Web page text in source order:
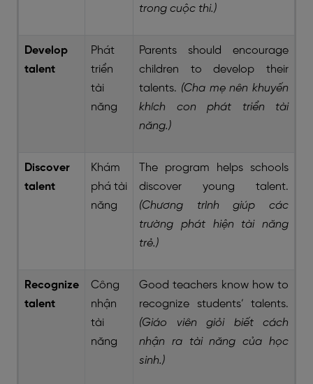
trong cuộc thi.)
Develop
talent
Phát
triển
tài
năng
Parents should encourage
children to develop their
talents. (Cha mẹ nên khuyến
khích con phát triển tài
năng.)
Discover
talent
Khám
phá tài
năng
The program helps schools
discover young talent.
(Chương trình giúp các
trường phát hiện tài năng
trẻ.)
Recognize
talent
Công
nhận
tài
năng
Good teachers know how to
recognize students’ talents.
(Giáo viên giỏi biết cách
nhận ra tài năng của học
sinh.)